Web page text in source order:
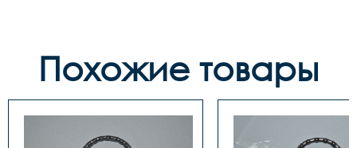
Похожие товары